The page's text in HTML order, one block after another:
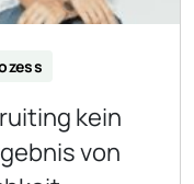
kein
von